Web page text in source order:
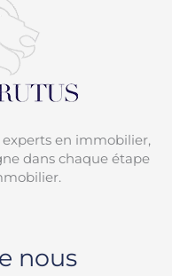
en immobilier,
dans chaque étape
nous